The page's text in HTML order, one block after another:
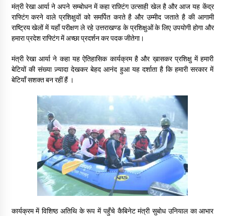
Thought Of The Day 16 May
May 16, 2022
May 14, 2022
Thought Of The Day 13 May
May 13, 2022
Thought Of The Day 12 May
May 12, 2022
Thought Of The Day 11 May
May 11, 2022
मंत्री रेखा आर्या ने अपने सम्बोधन में कहा राफ़्टिंग उत्साही खेल है और आज यह केंद्र
राफ्टिंग करने वाले प्रशिक्षुवों को समर्पित करते है और उम्मीद जताते है की आगामी
राष्ट्रिय खेलों में यहाँ परीक्षण ले रहे उत्तराखण्ड के प्रशिक्षुओं के लिए उपयोगी होगा और
हमारा प्रदेश राफ्टिंग में अच्छा प्रदर्शन कर पदक जीतेगा।
मंत्री रेखा आर्या ने कहा यह ऐतिहासिक कार्यक्रम है और ख़ासकर प्रशिक्षु में हमारी
बेटियों की संख्या ज़्यादा देखकर बेहद आनंद हुआ यह दर्शाता है कि हमारी सरकार में
बेटियाँ सशक्त बन रहीं हैं ।
कार्यक्रम में विशिष्ठ अतिथि के रूप में पहुँचे कैबिनेट मंत्री सुबोध उनियाल का आभार